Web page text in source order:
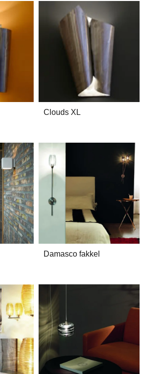
Clouds XL
Damasco fakkel